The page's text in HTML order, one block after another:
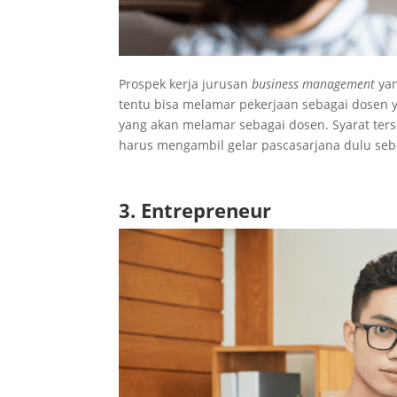
Prospek kerja jurusanbusiness management
tentu bisa melamar pekerjaan sebagai
yang akan melamar sebagai dosen. Syarat
harus mengambil gelar pascasarjana dulu
3. Entrepreneur